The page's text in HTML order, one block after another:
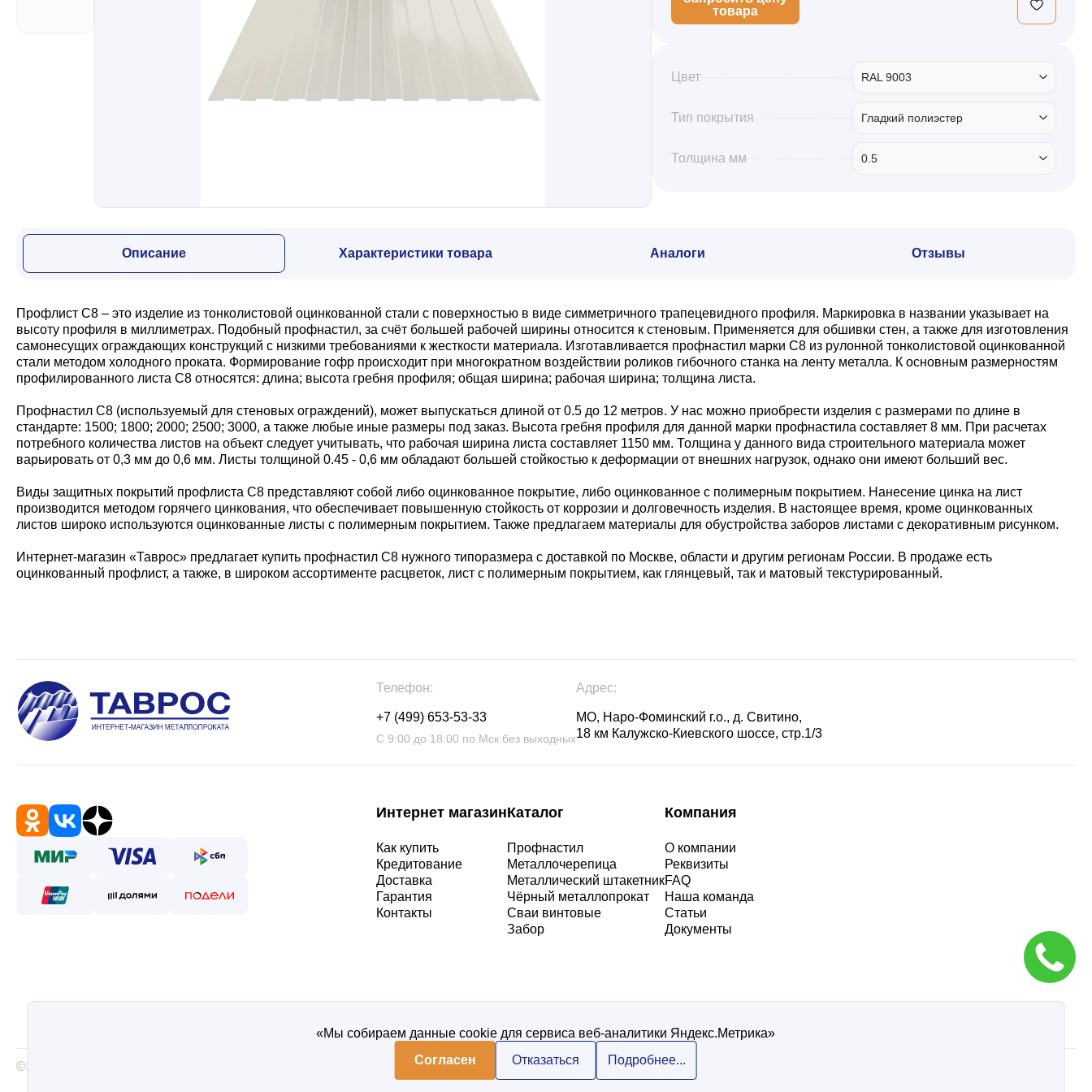
Профили для гипсокартона
Дача и сад
Другие товары
товара
Цвет RAL 9003
Тип покрытия Гладкий полиэстер
Толщина мм 0.5
Описание Характеристики товара Аналоги Отзывы
Профлист С8 – это изделие из тонколистовой оцинкованной стали с поверхностью в виде симметричного трапецевидного профиля. Маркировка в названии указывает на
высоту профиля в миллиметрах. Подобный профнастил, за счёт большей рабочей ширины относится к стеновым. Применяется для обшивки стен, а также для изготовления
самонесущих ограждающих конструкций с низкими требованиями к жесткости материала. Изготавливается профнастил марки С8 из рулонной тонколистовой оцинкованной
стали методом холодного проката. Формирование гофр происходит при многократном воздействии роликов гибочного станка на ленту металла. К основным размерностям
профилированного листа С8 относятся: длина; высота гребня профиля; общая ширина; рабочая ширина; толщина листа.
Профнастил С8 (используемый для стеновых ограждений), может выпускаться длиной от 0.5 до 12 метров. У нас можно приобрести изделия с размерами по длине в
стандарте: 1500; 1800; 2000; 2500; 3000, а также любые иные размеры под заказ. Высота гребня профиля для данной марки профнастила составляет 8 мм. При расчетах
потребного количества листов на объект следует учитывать, что рабочая ширина листа составляет 1150 мм. Толщина у данного вида строительного материала может
варьировать от 0,3 мм до 0,6 мм. Листы толщиной 0.45 - 0,6 мм обладают большей стойкостью к деформации от внешних нагрузок, однако они имеют больший вес.
Виды защитных покрытий профлиста С8 представляют собой либо оцинкованное покрытие, либо оцинкованное с полимерным покрытием. Нанесение цинка на лист
производится методом горячего цинкования, что обеспечивает повышенную стойкость от коррозии и долговечность изделия. В настоящее время, кроме оцинкованных
листов широко используются оцинкованные листы с полимерным покрытием. Также предлагаем материалы для обустройства заборов листами с декоративным рисунком.
Интернет-магазин «Таврос» предлагает купить профнастил С8 нужного типоразмера с доставкой по Москве, области и другим регионам России. В продаже есть
оцинкованный профлист, а также, в широком ассортименте расцветок, лист с полимерным покрытием, как глянцевый, так и матовый текстурированный.
Телефон:
+7 (499) 653-53-33
С 9:00 до 18:00 по Мск без выходных
Адрес:
МО, Наро-Фоминский г.о., д. Свитино,
18 км Калужско-Киевского шоссе, стр.1/3
Интернет магазин
Как купить
Кредитование
Доставка
Гарантия
Контакты
Каталог
Профнастил
Металлочерепица
Металлический штакетник
Чёрный металлопрокат
Сваи винтовые
Забор
Компания
О компании
Реквизиты
FAQ
Наша команда
Статьи
Документы
©2026 — Таврос интернет магазин металлопроката Политика конфиденциальности
«Мы собираем данные cookie для сервиса веб-аналитики Яндекс.Метрика»
Согласен
Отказаться Подробнее...